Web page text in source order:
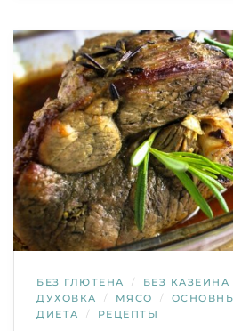
БЕЗ ГЛЮТЕНА / БЕЗ КАЗЕИНА
ДУХОВКА / МЯСО /
ДИЕТА
/ РЕЦЕПТЫ